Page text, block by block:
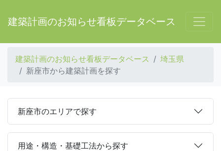
建築計画のお知らせ看板データベース
建築計画のお知らせ看板データベース
埼玉県
新座市から建築計画を探す
新座市のエリアで探す
用途・構造・基礎工法から探す